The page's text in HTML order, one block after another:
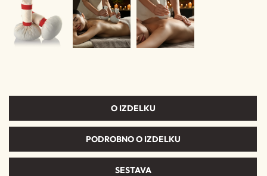
O IZDELKU
PODROBNO O IZDELKU
SESTAVA